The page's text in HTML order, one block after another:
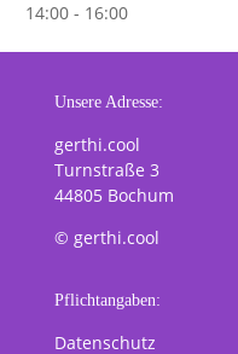
14:00 - 16:00
Unsere Adresse:
gerthi.cool
Turnstraße 3
44805 Bochum
© gerthi.cool
Pflichtangaben:
Datenschutz